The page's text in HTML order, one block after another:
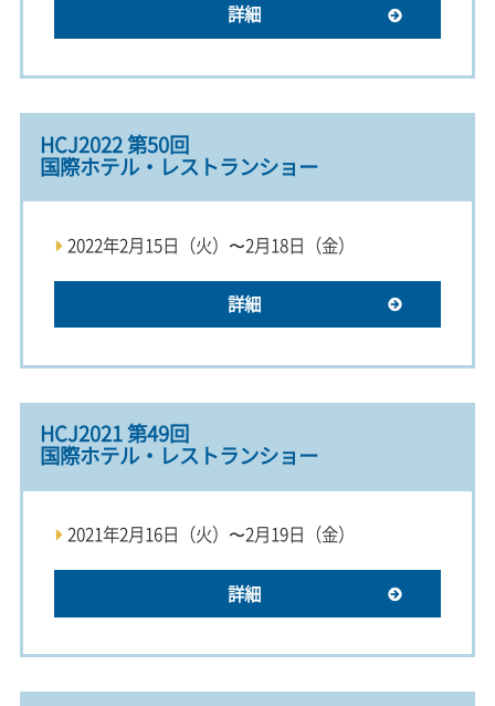
詳細
HCJ2022 第50回
国際ホテル・レストランショー
2022年2月15日（火）〜2月18日（金）
詳細
HCJ2021 第49回
国際ホテル・レストランショー
2021年2月16日（火）〜2月19日（金）
詳細